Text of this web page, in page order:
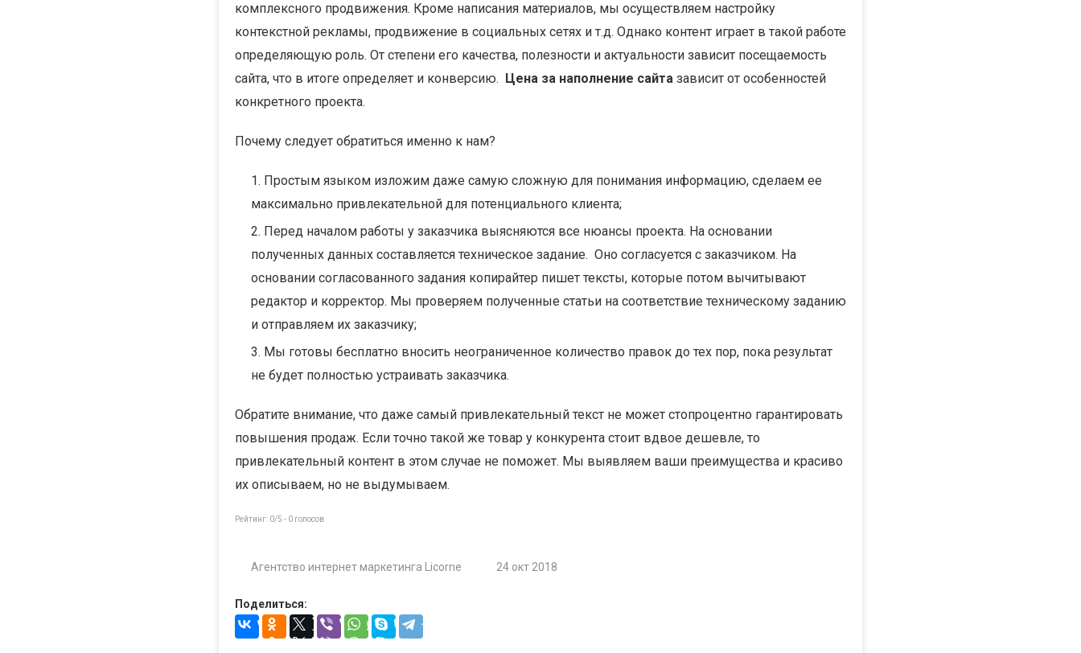
комплексного продвижения. Кроме написания материалов, мы осуществляем настройку
контекстной рекламы, продвижение в социальных сетях и т.д. Однако контент играет в такой работе
определяющую роль. От степени его качества, полезности и актуальности зависит посещаемость
сайта, что в итоге определяет и конверсию.
Цена за наполнение сайта зависит от особенностей
конкретного проекта.
Почему следует обратиться именно к нам?
Простым языком изложим даже самую сложную для понимания информацию, сделаем ее
максимально привлекательной для потенциального клиента;
Перед началом работы у заказчика выясняются все нюансы проекта. На основании
полученных данных составляется техническое задание. Оно согласуется с заказчиком. На
основании согласованного задания копирайтер пишет тексты, которые потом вычитывают
редактор и корректор. Мы проверяем полученные статьи на соответствие техническому заданию
и отправляем их заказчику;
Мы готовы бесплатно вносить неограниченное количество правок до тех пор, пока результат
не будет полностью устраивать заказчика.
Обратите внимание, что даже самый привлекательный текст не может стопроцентно гарантировать
повышения продаж. Если точно такой же товар у конкурента стоит вдвое дешевле, то
привлекательный контент в этом случае не поможет. Мы выявляем ваши преимущества и красиво
их описываем, но не выдумываем.
Рейтинг: 0/5 - 0 голосов
Агентство интернет маркетинга Licorne 24 окт 2018
Поделиться: